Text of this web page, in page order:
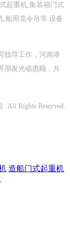
起重机,集装箱门式
,船用克令吊等.设备
指导工作，河南港
朋友光临惠顾，共
Rights Reserved.
造船门式起重机